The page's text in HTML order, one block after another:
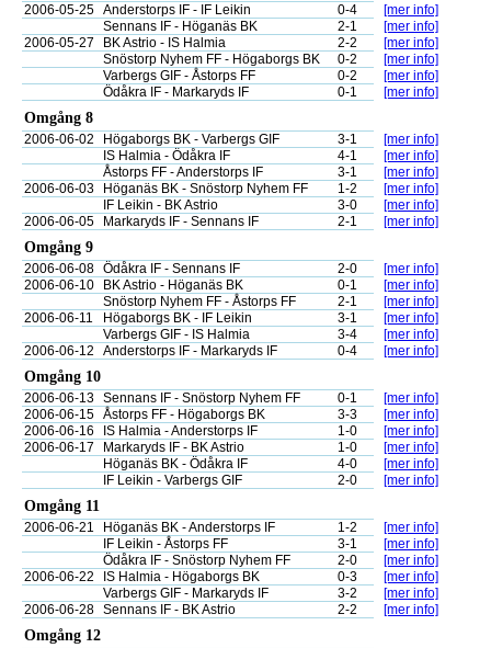
2006-05-25 Anderstorps IF - IF Leikin 0-4
[mer info]
Sennans IF - Höganäs BK
2-1
[mer info]
2006-05-27
BK Astrio - IS Halmia 2-2
[mer info]
Snöstorp Nyhem FF - Högaborgs BK
0-2
[mer info]
Varbergs GIF - Åstorps FF
0-2
[mer info]
Ödåkra IF - Markaryds IF
0-1 [mer info]
Omgång 8
2006-06-02 Högaborgs BK - Varbergs GIF 3-1
[mer info]
IS Halmia - Ödåkra IF
4-1
[mer info]
Åstorps FF - Anderstorps IF
3-1
[mer info]
2006-06-03
Höganäs BK - Snöstorp Nyhem FF 1-2
[mer info]
IF Leikin - BK Astrio
3-0
[mer info]
2006-06-05
Markaryds IF - Sennans IF 2-1 [mer info]
Omgång 9
2006-06-08 Ödåkra IF - Sennans IF 2-0
[mer info]
2006-06-10
BK Astrio - Höganäs BK 0-1
[mer info]
Snöstorp Nyhem FF - Åstorps FF
2-1
[mer info]
2006-06-11
Högaborgs BK - IF Leikin 3-1
[mer info]
Varbergs GIF - IS Halmia
3-4
[mer info]
2006-06-12
Anderstorps IF - Markaryds IF 0-4 [mer info]
Omgång 10
2006-06-13 Sennans IF - Snöstorp Nyhem FF 0-1
[mer info]
2006-06-15 Åstorps FF - Högaborgs BK 3-3
[mer info]
2006-06-16
IS Halmia - Anderstorps IF 1-0
[mer info]
2006-06-17
Markaryds IF - BK Astrio 1-0
[mer info]
Höganäs BK - Ödåkra IF
4-0
[mer info]
IF Leikin - Varbergs GIF
2-0 [mer info]
Omgång 11
2006-06-21 Höganäs BK - Anderstorps IF 1-2
[mer info]
IF Leikin - Åstorps FF
3-1
[mer info]
Ödåkra IF - Snöstorp Nyhem FF
2-0
[mer info]
2006-06-22
IS Halmia - Högaborgs BK 0-3
[mer info]
Varbergs GIF - Markaryds IF
3-2
[mer info]
2006-06-28 Sennans IF - BK Astrio 2-2 [mer info]
Omgång 12